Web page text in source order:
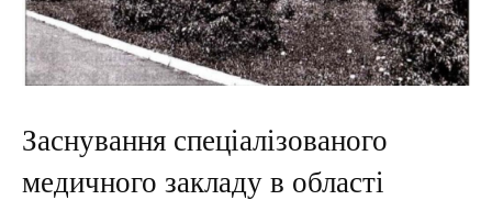
Заснування спеціалізованого
медичного закладу в області